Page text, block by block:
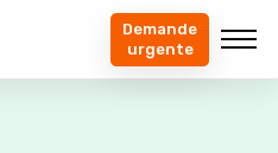
Demande
urgente